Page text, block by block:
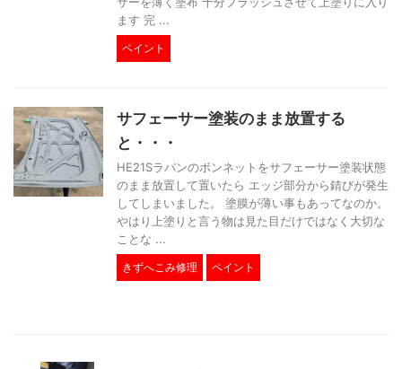
ます 完 ...
ペイント
サフェーサー塗装のまま放置する
と・・・
HE21Sラパンのボンネットをサフェーサー塗装状態
のまま放置して置いたら エッジ部分から錆びが発生
してしまいました。 塗膜が薄い事もあってなのか。
やはり上塗りと言う物は見た目だけではなく大切な
ことな ...
きずへこみ修理 ペイント